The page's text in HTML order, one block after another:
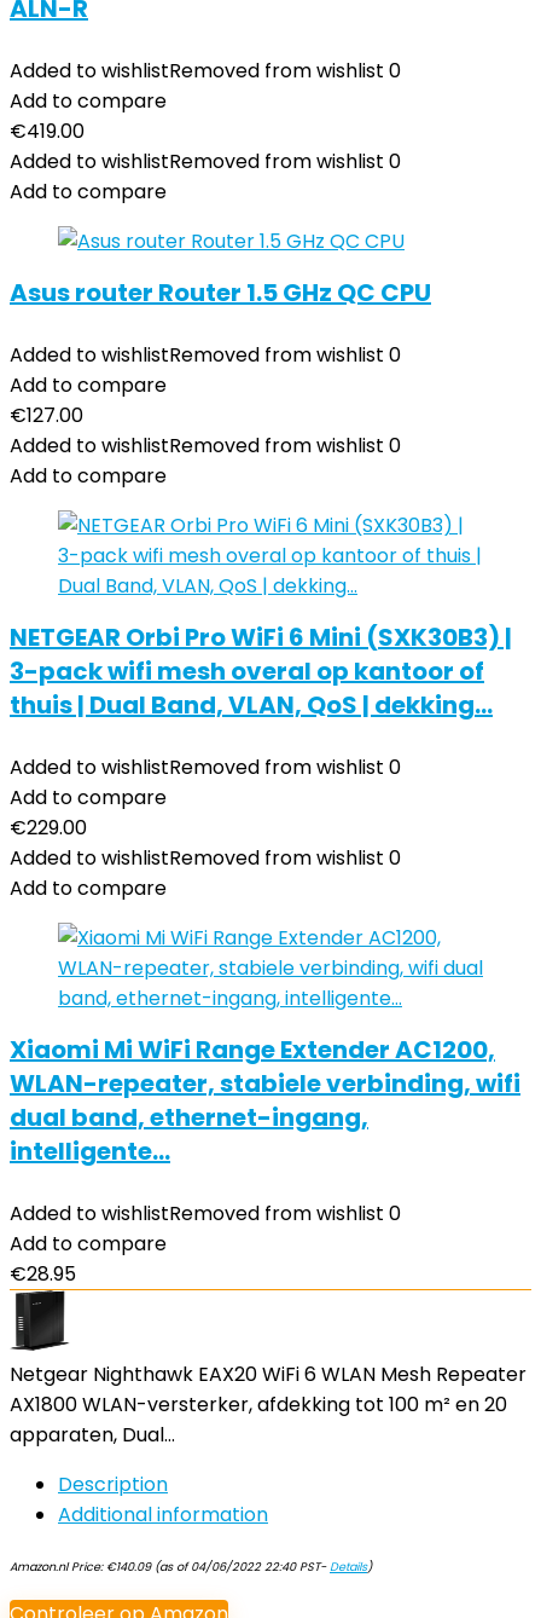
ALN-R
Added to wishlistRemoved from wishlist 0
Add to compare
€419.00
Added to wishlistRemoved from wishlist 0
Add to compare
Asus router Router 1.5 GHz QC CPU
Added to wishlistRemoved from wishlist 0
Add to compare
€127.00
Added to wishlistRemoved from wishlist 0
Add to compare
NETGEAR Orbi Pro WiFi 6 Mini (SXK30B3) |
3-pack wifi mesh overal op kantoor of
thuis | Dual Band, VLAN, QoS | dekking…
Added to wishlistRemoved from wishlist 0
Add to compare
€229.00
Added to wishlistRemoved from wishlist 0
Add to compare
Xiaomi Mi WiFi Range Extender AC1200,
WLAN-repeater, stabiele verbinding, wifi
dual band, ethernet-ingang,
intelligente…
Added to wishlistRemoved from wishlist 0
Add to compare
€28.95
Netgear Nighthawk EAX20 WiFi 6 WLAN Mesh Repeater
AX1800 WLAN-versterker, afdekking tot 100 m² en 20
apparaten, Dual…
Description
Additional information
Amazon.nl Price: €140.09(as of 04/06/2022 22:40 PST-Details)